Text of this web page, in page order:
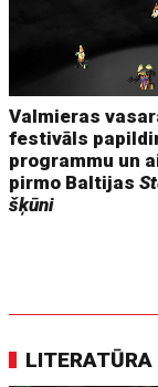
Valmieras
festivāls
programmu un
pirmo Baltijas
šķūni
LITERATŪRA